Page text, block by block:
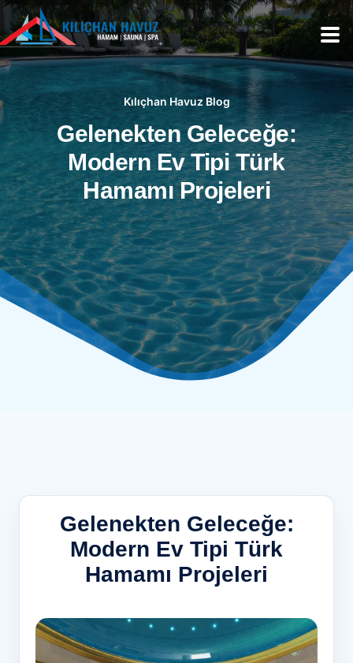
Kılıçhan Havuz Blog
Gelenekten Geleceğe:
Modern Ev Tipi Türk
Hamamı Projeleri
Gelenekten Geleceğe:
Modern Ev Tipi Türk
Hamamı Projeleri